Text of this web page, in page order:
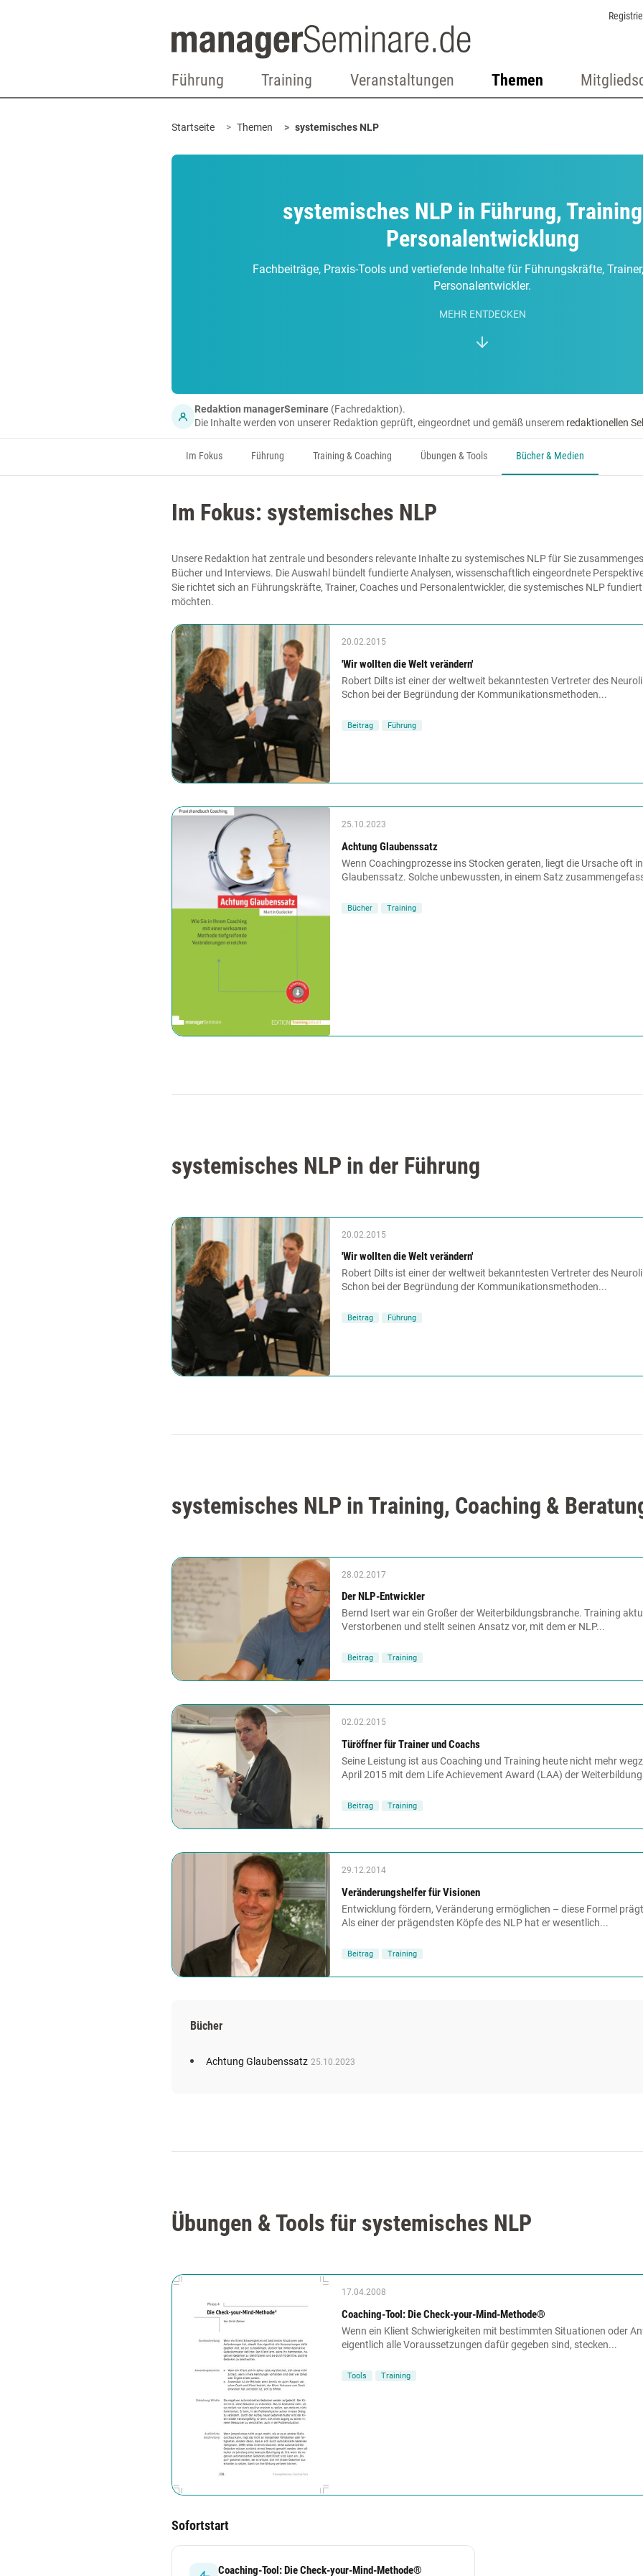
Führung Training Veranstaltungen Themen
Startseite Themen systemisches NLP
systemisches NLP in Führung,
Personalentwicklung
Fachbeiträge, Praxis-Tools und vertiefende Inhalte für Führungskräfte,
Personalentwickler.
MEHR ENTDECKEN
Redaktion managerSeminare (Fachredaktion).
Die Inhalte werden von unserer Redaktion geprüft, eingeordnet und gemäß unserem redaktionellen
Im Fokus Führung Training & Coaching Übungen & Tools Bücher & Medien
Im Fokus: systemisches NLP
Unsere Redaktion hat zentrale und besonders relevante Inhalte zu systemisches NLP für Sie
Bücher und Interviews. Die Auswahl bündelt fundierte Analysen, wissenschaftlich eingeordnete
Sie richtet sich an Führungskräfte, Trainer, Coaches und Personalentwickler, die systemisches NLP
möchten.
20.02.2015
'Wir wollten die Welt verändern'
Robert Dilts ist einer der weltweit bekanntesten Vertreter des
Schon bei der Begründung der Kom­munikationsmethoden...
Beitrag Führung
25.10.2023
Achtung Glaubenssatz
Wenn Coachingprozesse ins Stocken geraten, liegt die Ursache oft
Glaubenssatz. Solche unbewussten, in einem Satz
Bücher Training
systemisches NLP in der Führung
20.02.2015
'Wir wollten die Welt verändern'
Robert Dilts ist einer der weltweit bekanntesten Vertreter des
Schon bei der Begründung der Kom­munikationsmethoden...
Beitrag Führung
systemisches NLP in Training, Coaching &
28.02.2017
Der NLP-Entwickler
Bernd Isert war ein Großer der Weiterbildungsbranche. Training
Verstorbenen und stellt seinen Ansatz vor, mit dem er NLP...
Beitrag Training
02.02.2015
Türöffner für Trainer und Coachs
Seine Leistung ist aus Coaching und Training heute nicht mehr
April 2015 mit dem Life Achievement Award (LAA) der
Beitrag Training
29.12.2014
Veränderungshelfer für Visionen
Entwicklung fördern, Veränderung ermöglichen – diese Formel
Als einer der prägendsten Köpfe des NLP hat er wesentlich...
Beitrag Training
Bücher
Achtung Glaubenssatz 25.10.2023
Übungen & Tools für systemisches NLP
17.04.2008
Coaching-Tool: Die Check-your-Mind-Methode®
Wenn ein Klient Schwierigkeiten mit bestimmten Situationen oder
eigentlich alle Voraussetzungen dafür gegeben sind, stecken...
Tools Training
Sofortstart
Coaching-Tool: Die Check-your-Mind-Methode®